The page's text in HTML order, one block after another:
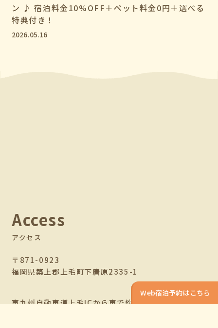
Web宿泊予約はこちら
ン ♪ 宿泊料金10%OFF＋ペット料金0円＋選べる
特典付き！
2026.05.16
Access
アクセス
〒871-0923
福岡県築上郡上毛町下唐原2335-1
東九州自動車道上毛ICから車で約3分。